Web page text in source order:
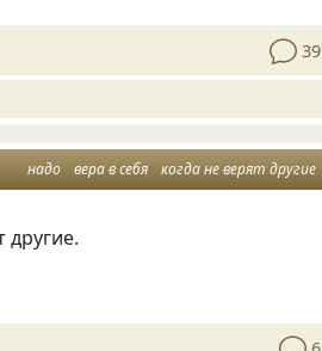
39
надо вера в себя когда не верят другие
другие.